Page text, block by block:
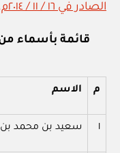
الصادر في ١٦ / ١١ / ٢٠١٤م
قائمة بأسماء
م الاسم
١ سعيد بن محمد بن